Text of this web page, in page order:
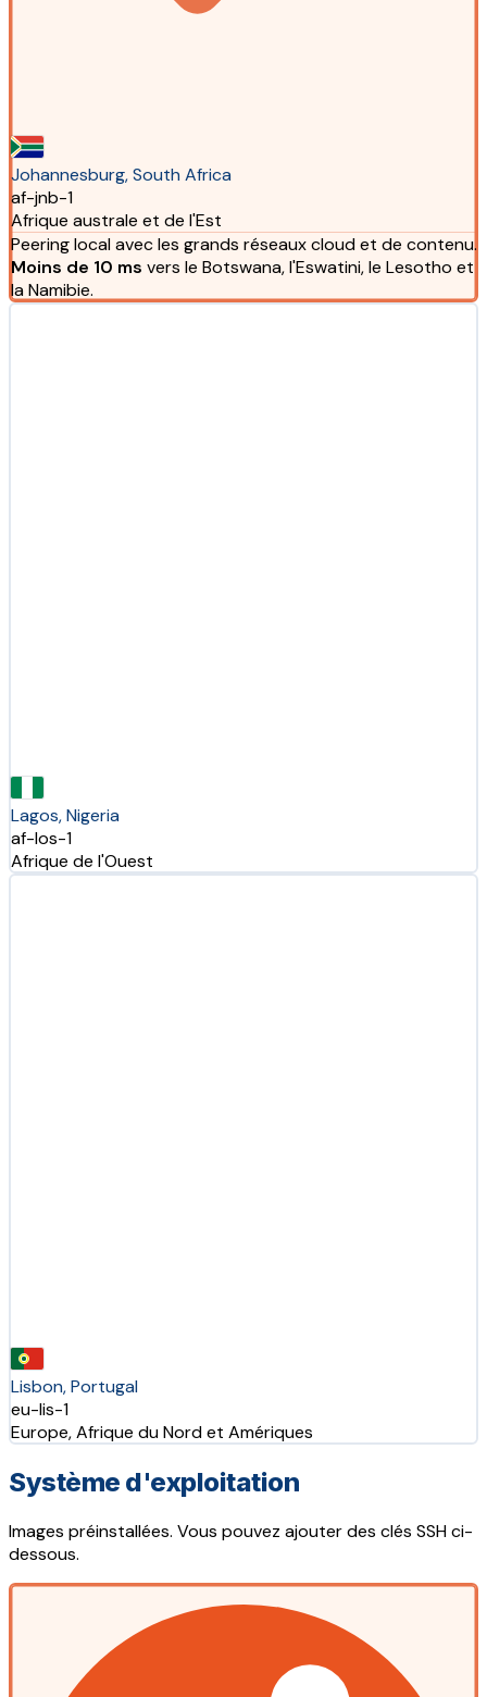
Johannesburg, South Africa
af-jnb-1
Afrique australe et de l'Est
Peering local avec les grands réseaux cloud et de contenu.
Moins de 10 ms vers le Botswana, l'Eswatini, le Lesotho et
la Namibie.
Lagos, Nigeria
af-los-1
Afrique de l'Ouest
Lisbon, Portugal
eu-lis-1
Europe, Afrique du Nord et Amériques
Système d'exploitation
Images préinstallées. Vous pouvez ajouter des clés SSH ci-
dessous.